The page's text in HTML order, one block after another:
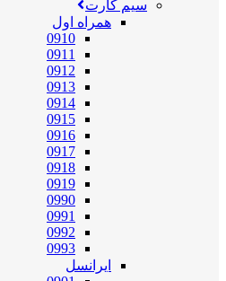
سیم کارت
همراه اول
0910
0911
0912
0913
0914
0915
0916
0917
0918
0919
0990
0991
0992
0993
ایرانسل